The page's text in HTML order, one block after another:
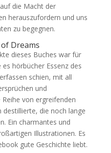
die Macht der
herauszufordern und uns
zu begegnen.
Dreams
dieses Buches war für
hörbücher Essenz des
schien, mit all
und
von ergreifenden
destillierte, die noch lange
Ein charmantes und
Illustrationen. Es
gute Geschichte liebt.